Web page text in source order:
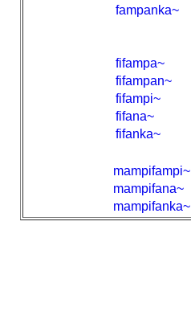
fampanka~
fifampa~
fifampan~
fifampi~
fifana~
fifanka~
mampifampi~
mampifana~
mampifanka~